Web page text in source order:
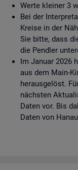
Werte kleiner 3
Bei der
Kreise in der
Sie bitte, dass
die Pendler
Im Januar 2026
aus dem Main-
herausgelöst.
nächsten
Daten vor. Bis
Daten von